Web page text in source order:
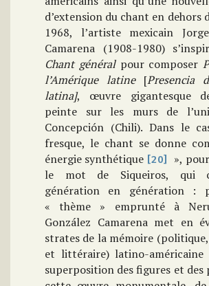
d’extension du chant en dehors
1968, l’artiste mexicain
Camarena (1908-1980)
Chant généralpour composer
l’Amérique latine [Presencia
latina], œuvre gigantesque
peinte sur les murs de
Concepción (Chili). Dans le
fresque, le chant se donne
énergie synthétique [20]
»,
le mot de Siqueiros, qui
génération en génération :
« thème » emprunté à
González Camarena met en
strates de la mémoire
et littéraire) latino-
superposition des figures et des